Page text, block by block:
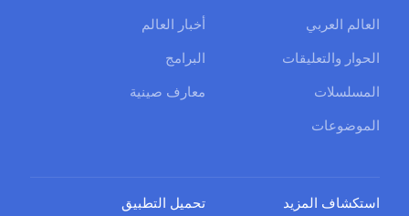
العالم العربي
أخبار العالم
الحوار والتعليقات
البرامج
المسلسلات
معارف صينية
الموضوعات
استكشاف المزيد تحميل التطبيق